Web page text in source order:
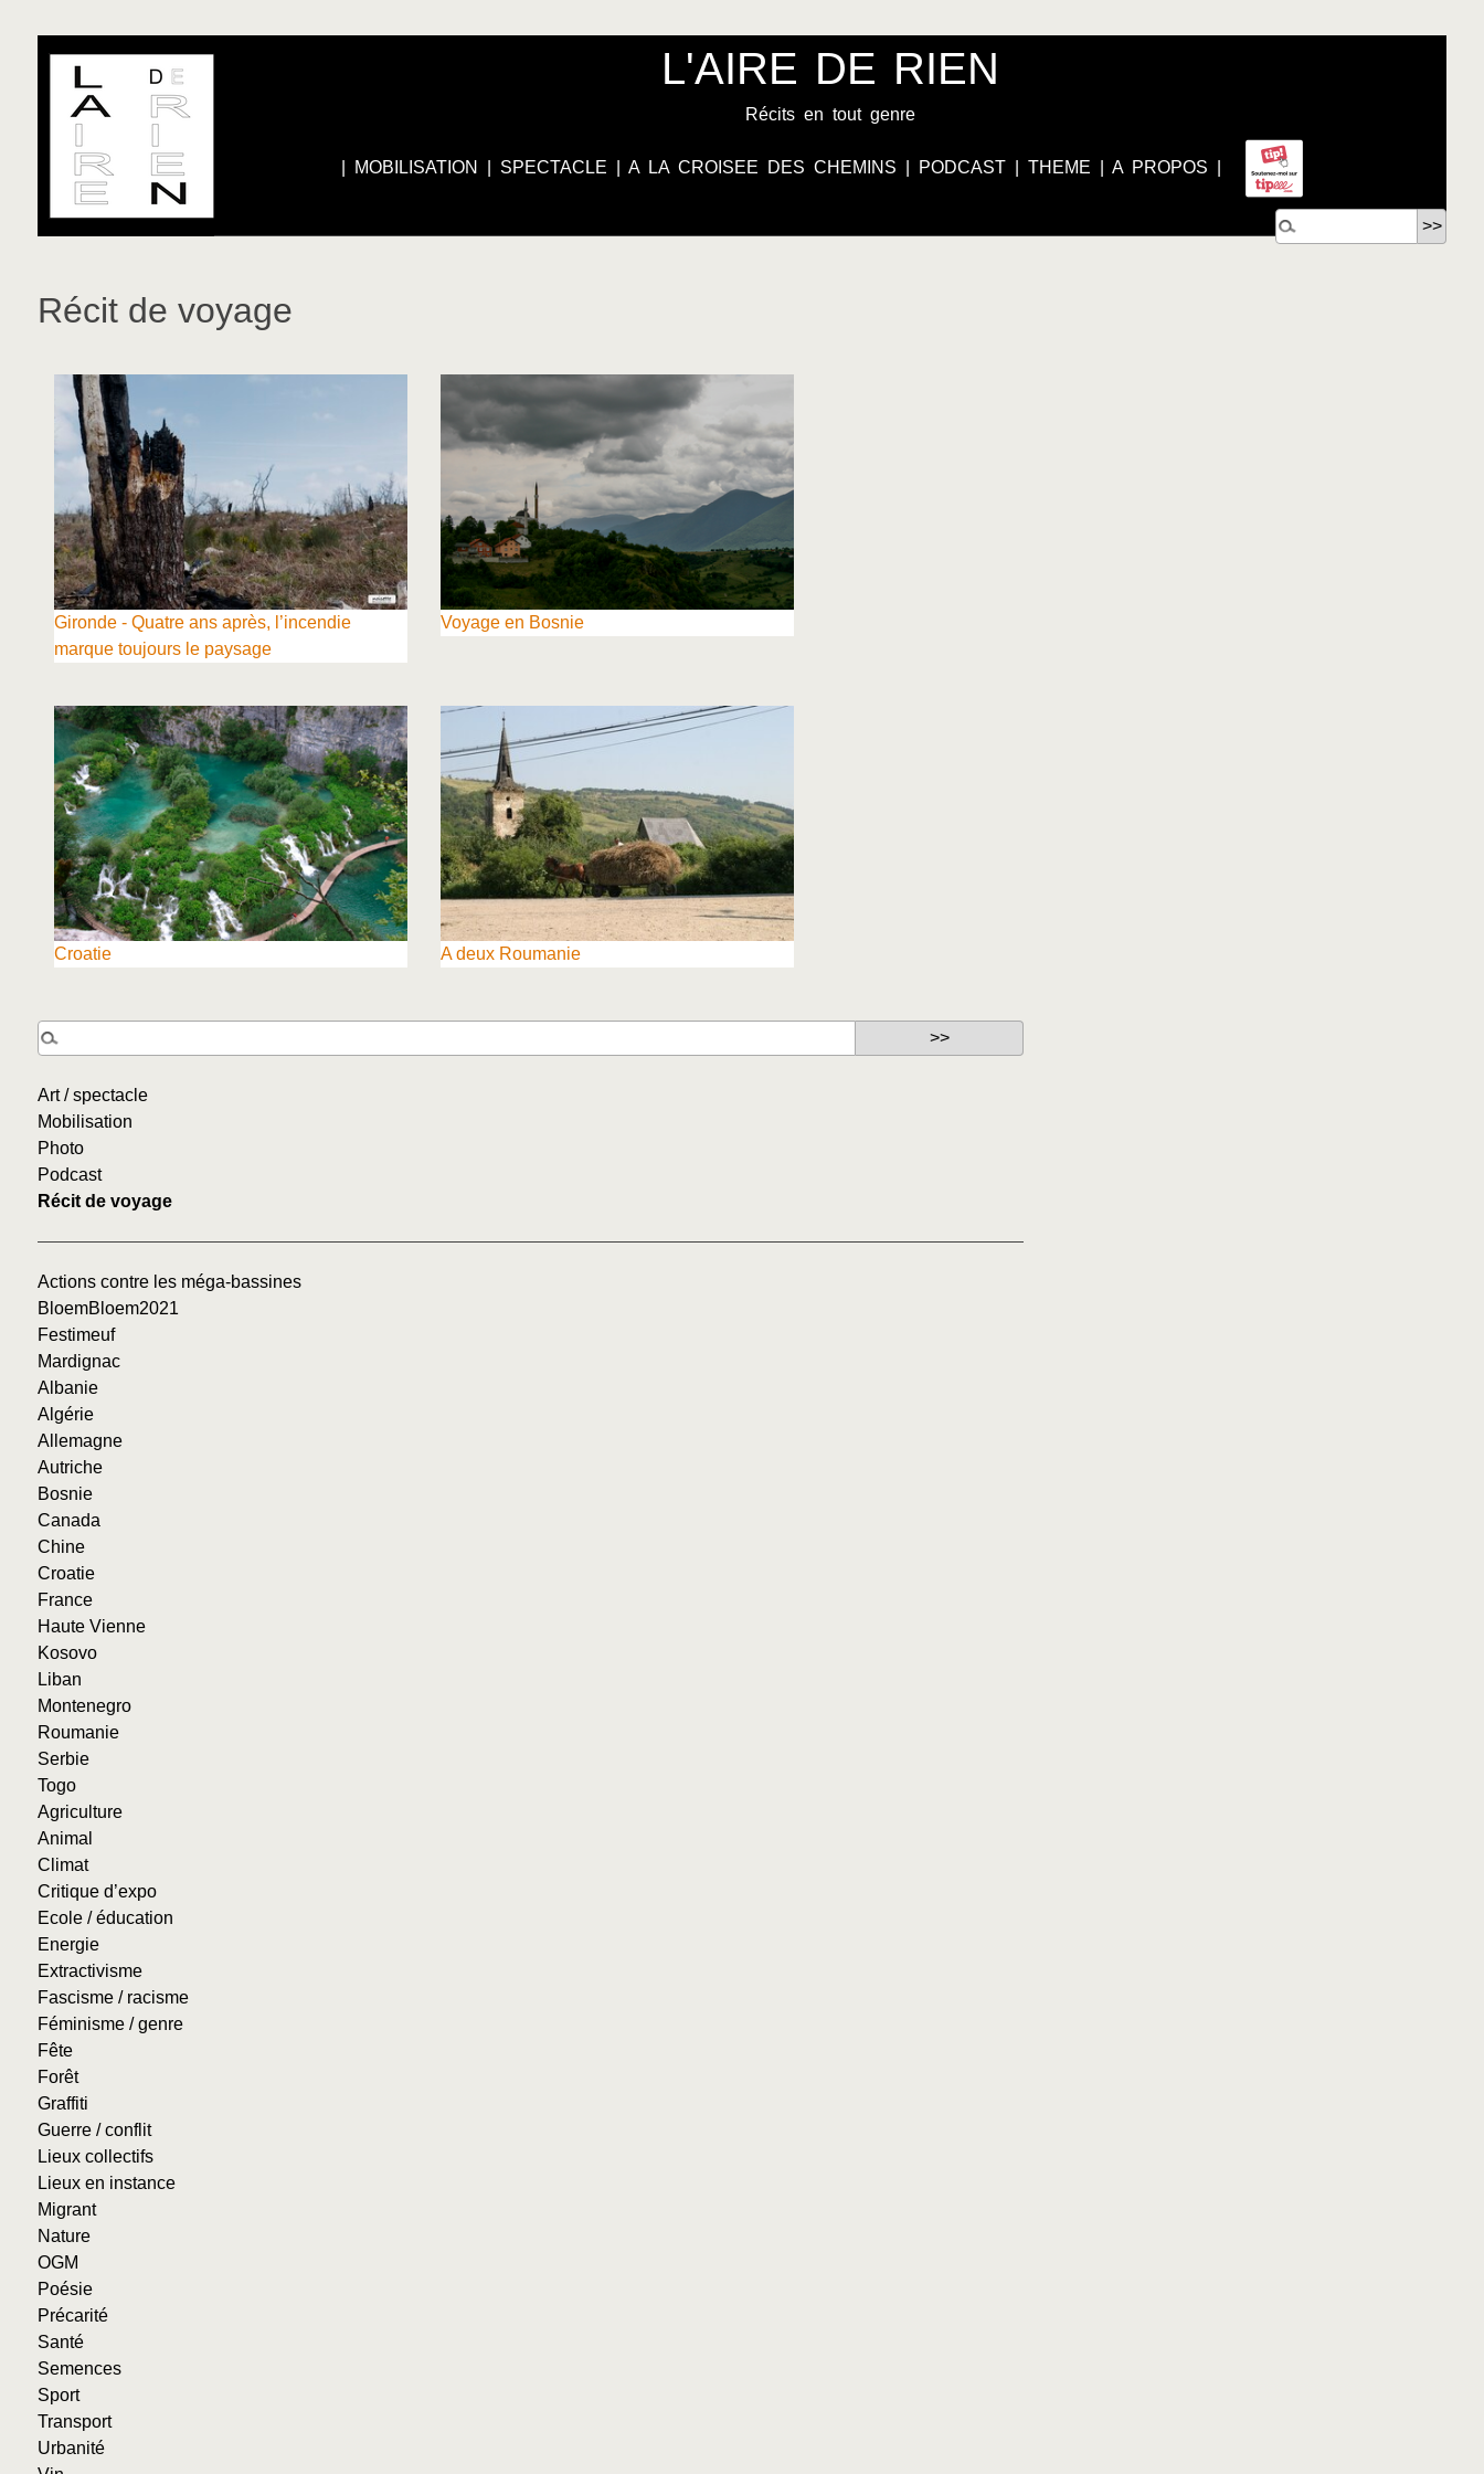
L'AIRE DE RIEN
Récits en tout genre
MOBILISATION SPECTACLE |A LA CROISEE DES CHEMINS PODCAST |THEME A PROPOS
Récit de voyage
Gironde - Quatre ans après, l’incendie
marque toujours le paysage
Voyage en Bosnie
Croatie A deux Roumanie
Art / spectacle
Mobilisation
Photo
Podcast
Récit de voyage
Actions contre les méga-bassines
BloemBloem2021
Festimeuf
Mardignac
Albanie
Algérie
Allemagne
Autriche
Bosnie
Canada
Chine
Croatie
France
Haute Vienne
Kosovo
Liban
Montenegro
Roumanie
Serbie
Togo
Agriculture
Animal
Climat
Critique d’expo
Ecole / éducation
Energie
Extractivisme
Fascisme / racisme
Féminisme / genre
Fête
Forêt
Graffiti
Guerre / conflit
Lieux collectifs
Lieux en instance
Migrant
Nature
OGM
Poésie
Précarité
Santé
Semences
Sport
Transport
Urbanité